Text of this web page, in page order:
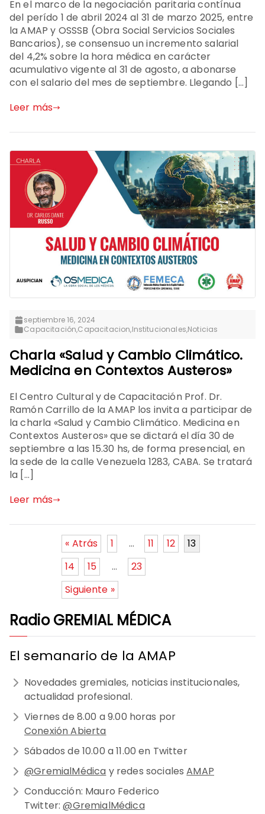
En el marco de la negociación paritaria contínua
del perído 1 de abril 2024 al 31 de marzo 2025, entre
la AMAP y OSSSB (Obra Social Servicios Sociales
Bancarios), se consensuo un incremento salarial
del 4,2% sobre la hora médica en carácter
acumulativo vigente al 31 de agosto, a abonarse
con el salario del mes de septiembre. Llegando […]
Leer más
septiembre 16, 2024
Capacitación,Capacitacion,Institucionales,Noticias
Charla «Salud y Cambio Climático.
Medicina en Contextos Austeros»
El Centro Cultural y de Capacitación Prof. Dr.
Ramón Carrillo de la AMAP los invita a participar de
la charla «Salud y Cambio Climático. Medicina en
Contextos Austeros» que se dictará el día 30 de
septiembre a las 15.30 hs, de forma presencial, en
la sede de la calle Venezuela 1283, CABA. Se tratará
la […]
Leer más
« Atrás 1 … 11 12
13
14
15 …
23
Siguiente »
Radio GREMIAL MÉDICA
El semanario de la AMAP
Novedades gremiales, noticias institucionales,
actualidad profesional.
Viernes de 8.00 a 9.00 horas por
Conexión Abierta
Sábados de 10.00 a 11.00 en Twitter
@GremialMédica y redes socialesAMAP
Conducción: Mauro Federico
Twitter:@GremialMédica